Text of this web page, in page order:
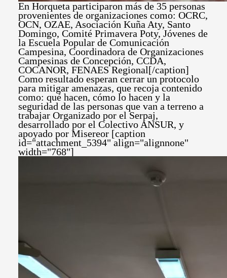
En Horqueta participaron más de 35 personas
provenientes de organizaciones como: OCRC,
OCN, OZAE, Asociación Kuña Aty, Santo
Domingo, Comité Primavera Poty, Jóvenes de
la Escuela Popular de Comunicación
Campesina, Coordinadora de Organizaciones
Campesinas de Concepción, CCDA,
COCANOR, FENAES Regional[/caption]
Como resultado esperan cerrar un protocolo
para mitigar amenazas, que recoja contenido
como: qué hacen, cómo lo hacen y la
seguridad de las personas que van a terreno a
trabajar Organizado por el Serpaj,
desarrollado por el Colectivo ANSUR, y
apoyado por Misereor [caption
id="attachment_5394" align="alignnone"
width="768"]